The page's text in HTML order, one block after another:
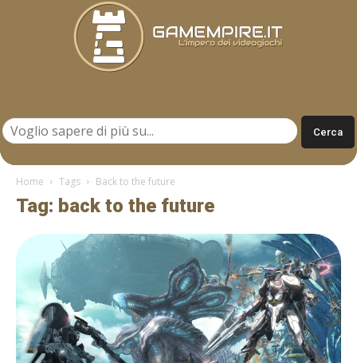
Home Tags Back to the future
Tag: back to the future